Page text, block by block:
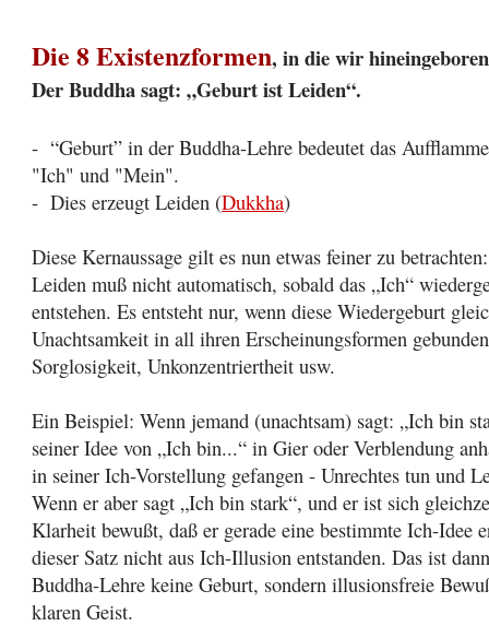
Die 8 Existenzformen, in die wir
Der Buddha sagt: „Geburt ist Leiden“.
- “Geburt” in der Buddha-Lehre bedeutet das
"Ich" und "Mein".
- Dies erzeugt Leiden (Dukkha)
Diese Kernaussage gilt es nun etwas feiner zu betrachten:
Leiden muß nicht automatisch, sobald das „Ich“
entstehen. Es entsteht nur, wenn diese Wiedergeburt
Unachtsamkeit in all ihren Erscheinungsformen
Sorglosigkeit, Unkonzentriertheit usw.
Ein Beispiel: Wenn jemand (unachtsam) sagt: „Ich bin
seiner Idee von „Ich bin...“ in Gier oder Verblendung
in seiner Ich-Vorstellung gefangen - Unrechtes tun und
Wenn er aber sagt „Ich bin stark“, und er ist sich
Klarheit bewußt, daß er gerade eine bestimmte Ich-Idee
dieser Satz nicht aus Ich-Illusion entstanden. Das ist
Buddha-Lehre keine Geburt, sondern illusionsfreie
klaren Geist.